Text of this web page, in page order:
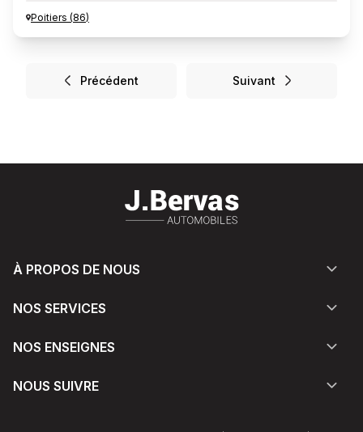
Poitiers (86)
Précédent Suivant
À PROPOS DE NOUS
NOS SERVICES
NOS ENSEIGNES
NOUS SUIVRE